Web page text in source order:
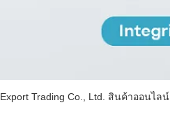
Trading Co., Ltd. สินค้าออนไลน์